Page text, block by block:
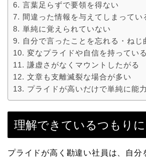
言葉足らずで要領を得ない
間違った情報を与えてしまってい
単純に覚えられていない
自分で言ったことを忘れる・ねじ
変なプライドや自信を持っている
謙虚さがなくマウントしたがる
文章も支離滅裂な場合が多い
プライドが高いだけで単純に能
理解できているつもり
プライドが高く勘違い社員は、自分